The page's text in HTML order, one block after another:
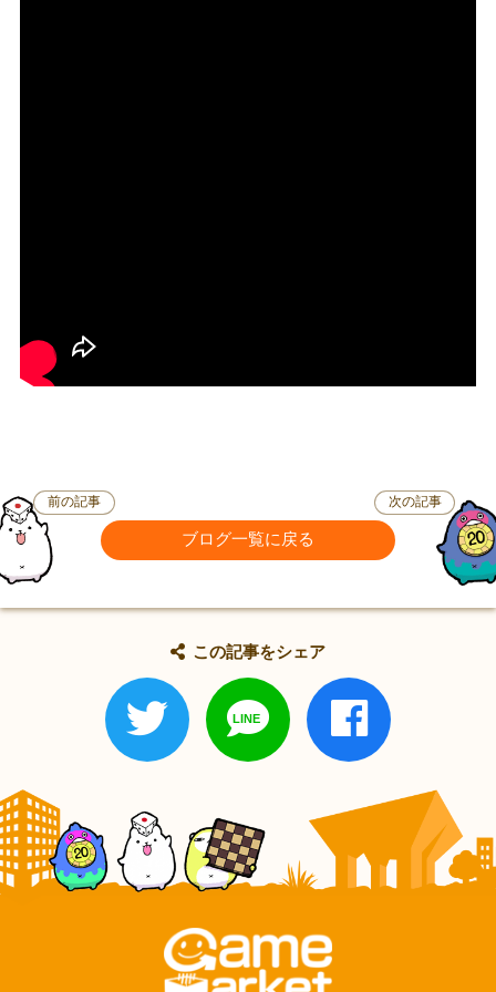
前の記事
ブログ一覧に戻る
次の記事
この記事をシェア